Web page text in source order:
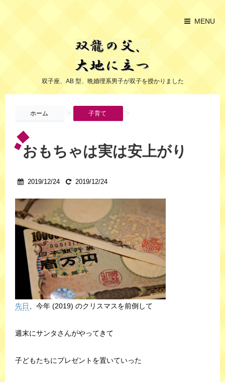
MENU
双子座、AB 型、晩婚理系男子が双子を授かりました
ホーム > 子育て >
おもちゃは実は安上がり
2019/12/24 2019/12/24
先日 、今年 (2019) のクリスマスを前倒して
週末にサンタさんがやってきて
子どもたちにプレゼントを置いていった